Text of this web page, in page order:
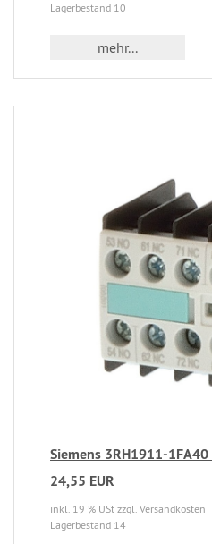
Lagerbestand 10
mehr...
Siemens 3RH1911-
24,55 EUR
inkl. 19 % USt zzgl. Versandkosten
Lagerbestand 14